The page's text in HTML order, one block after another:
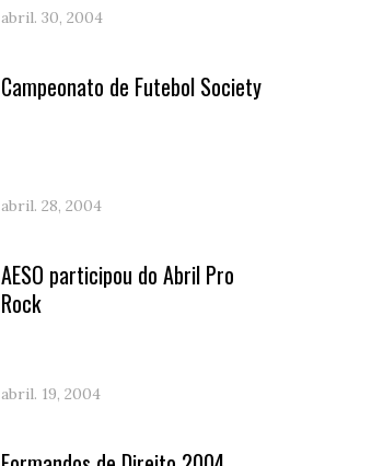
abril. 30, 2004
Campeonato de Futebol Society
abril. 28, 2004
AESO participou do Abril Pro
Rock
abril. 19, 2004